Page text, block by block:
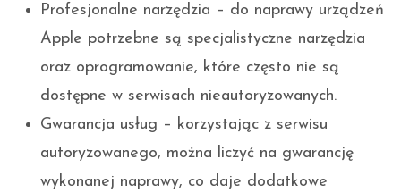
Profesjonalne narzędzia – do naprawy urządzeń
Apple potrzebne są specjalistyczne narzędzia
oraz oprogramowanie, które często nie są
dostępne w serwisach nieautoryzowanych.
Gwarancja usług – korzystając z serwisu
autoryzowanego, można liczyć na gwarancję
wykonanej naprawy, co daje dodatkowe